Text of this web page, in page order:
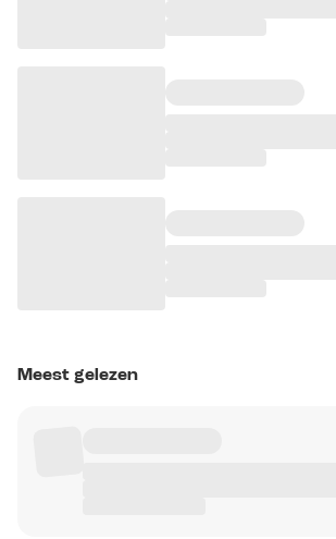
Meest gelezen